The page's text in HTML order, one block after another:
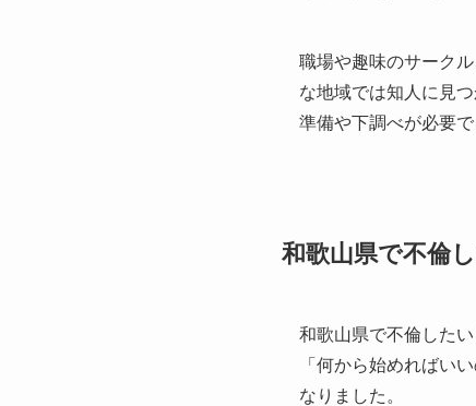
職場や趣味のサーク
な地域では知人に見
準備や下調べが必要
和歌山県で不倫
和歌山県で不倫した
「何から始めればい
なりました。